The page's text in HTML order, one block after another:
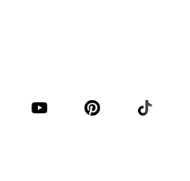
Premium